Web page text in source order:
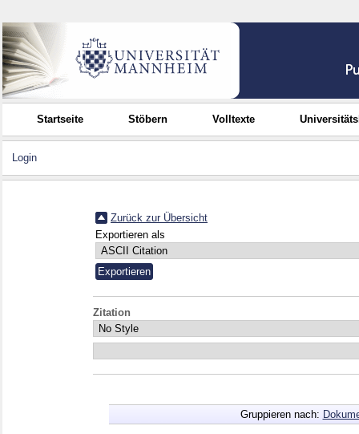
Startseite Stöbern Volltexte
Login
Zurück zur Übersicht
Exportieren als
Zitation
Gruppieren nach: